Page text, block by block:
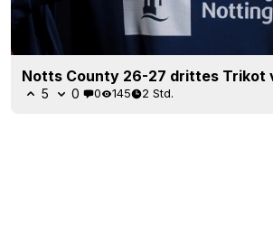
Notts County 26-27 drittes Trikot
5 0 0 145 2 Std.